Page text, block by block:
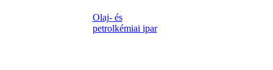
Olaj- és
petrolkémiai ipar